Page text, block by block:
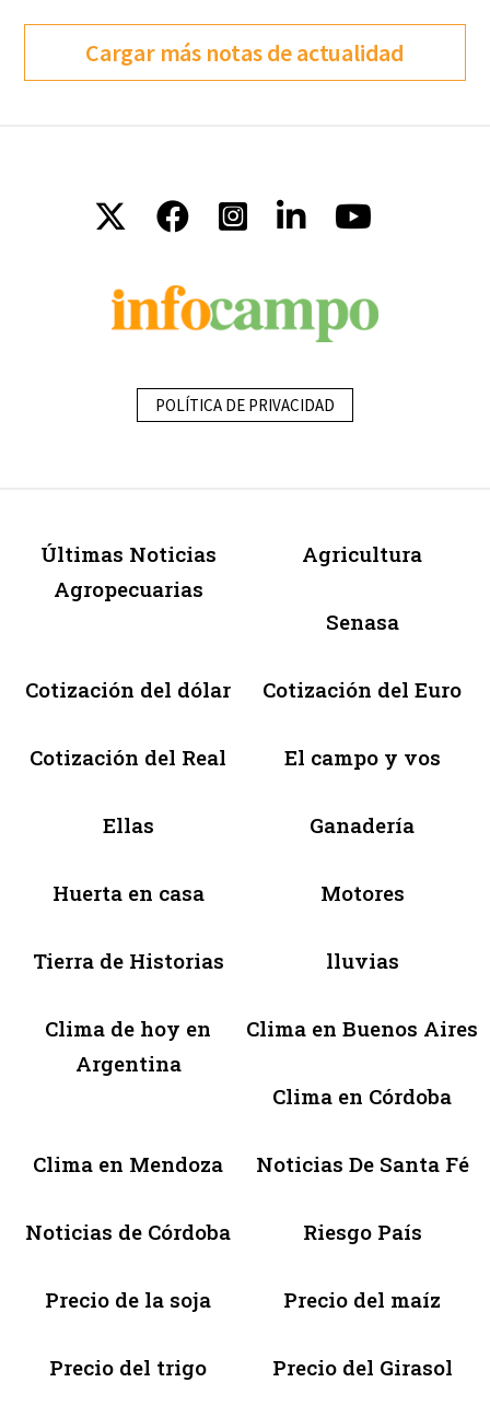
Cargar más notas de actualidad
POLÍTICA DE PRIVACIDAD
Últimas Noticias
Agropecuarias
Agricultura
Senasa
Cotización del dólar Cotización del Euro
Cotización del Real El campo y vos
Ellas Ganadería
Huerta en casa Motores
Tierra de Historias lluvias
Clima de hoy en
Argentina
Clima en Buenos Aires
Clima en Córdoba
Clima en Mendoza Noticias De Santa Fé
Noticias de Córdoba Riesgo País
Precio de la soja Precio del maíz
Precio del trigo Precio del Girasol